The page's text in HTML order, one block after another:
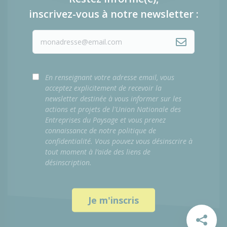
inscrivez-vous à notre newsletter :
En renseignant votre adresse email, vous
acceptez explicitement de recevoir la
newsletter destinée à vous informer sur les
actions et projets de l'Union Nationale des
Entreprises du Paysage et vous prenez
connaissance de notre politique de
confidentialité. Vous pouvez vous désinscrire à
tout moment à l’aide des liens de
désinscription.